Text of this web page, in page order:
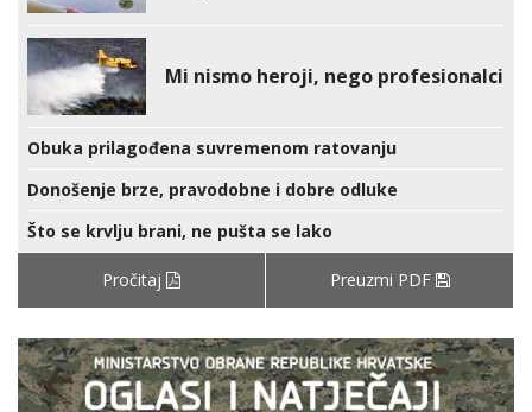
Mi nismo heroji, nego profesionalci
Obuka prilagođena suvremenom ratovanju
Donošenje brze, pravodobne i dobre odluke
Što se krvlju brani, ne pušta se lako
Pročitaj Preuzmi PDF